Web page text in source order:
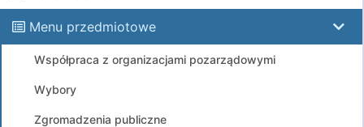
Menu przedmiotowe
Współpraca z organizacjami pozarządowymi
Wybory
Zgromadzenia publiczne